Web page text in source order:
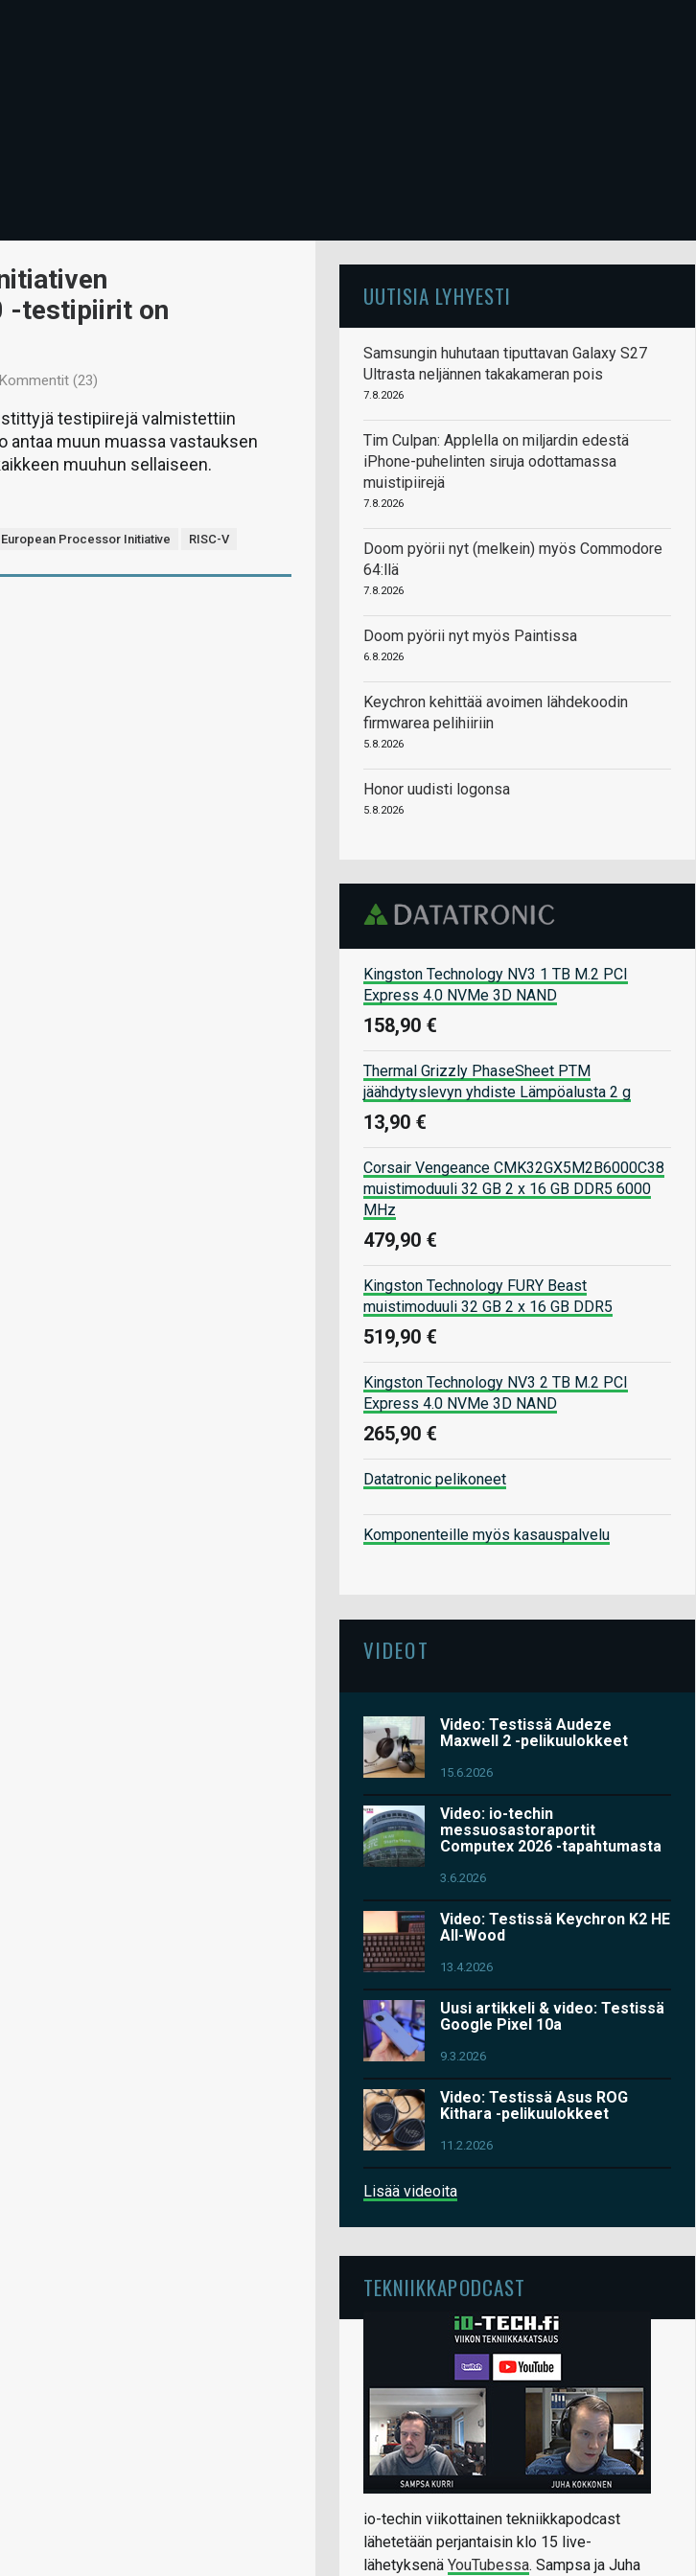
-testipiirit on
Kommentit (23)
testipiirejä valmistettiin
antaa muun muassa vastauksen
muuhun sellaiseen.
European Processor Initiative RISC-V
UUTISIA LYHYESTI
Samsungin huhutaan tiputtavan Galaxy S27
Ultrasta neljännen takakameran pois
7.8.2026
Tim Culpan: Applella on miljardin edestä
iPhone-puhelinten siruja odottamassa
muistipiirejä
7.8.2026
Doom pyörii nyt (melkein) myös Commodore
64:llä
7.8.2026
Doom pyörii nyt myös Paintissa
6.8.2026
Keychron kehittää avoimen lähdekoodin
firmwarea pelihiiriin
5.8.2026
Honor uudisti logonsa
5.8.2026
Kingston Technology NV3 1 TB M.2 PCI
Express 4.0 NVMe 3D NAND
158,90 €
Thermal Grizzly PhaseSheet PTM
jäähdytyslevyn yhdiste Lämpöalusta 2 g
13,90 €
Corsair Vengeance CMK32GX5M2B6000C38
muistimoduuli 32 GB 2 x 16 GB DDR5 6000
MHz
479,90 €
Kingston Technology FURY Beast
muistimoduuli 32 GB 2 x 16 GB DDR5
519,90 €
Kingston Technology NV3 2 TB M.2 PCI
Express 4.0 NVMe 3D NAND
265,90 €
Datatronic pelikoneet
Komponenteille myös kasauspalvelu
VIDEOT
Video: Testissä Audeze
Maxwell 2 -pelikuulokkeet
15.6.2026
Video: io-techin
messuosastoraportit
Computex 2026 -tapahtumasta
3.6.2026
Video: Testissä Keychron K2 HE
All-Wood
13.4.2026
Uusi artikkeli & video: Testissä
Google Pixel 10a
9.3.2026
Video: Testissä Asus ROG
Kithara -pelikuulokkeet
11.2.2026
Lisää videoita
TEKNIIKKAPODCAST
io-techin viikottainen tekniikkapodcast
lähetetään perjantaisin klo 15 live-
lähetyksenä YouTubessa. Sampsa ja Juha